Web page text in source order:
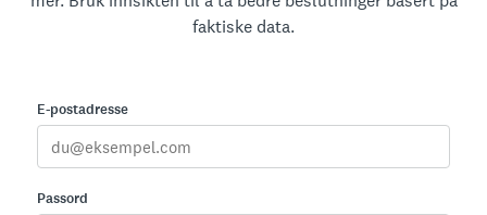
faktiske data.
E-postadresse
Passord